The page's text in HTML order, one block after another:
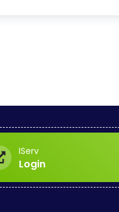
IServ
Login